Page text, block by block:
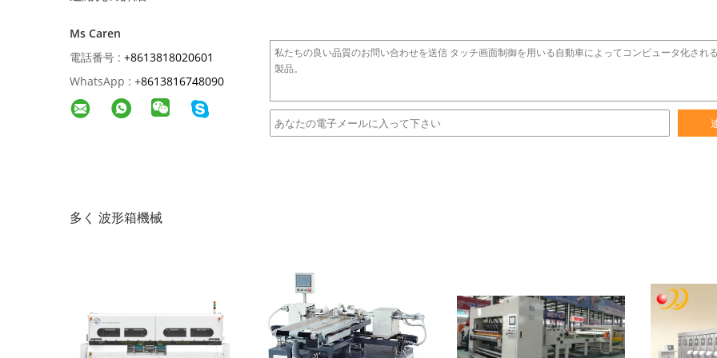
Ms Caren
電話番号 : +8613818020601
WhatsApp : +8613816748090
多く 波形箱機械